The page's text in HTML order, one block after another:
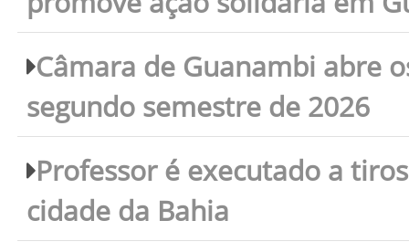
Câmara de Guanambi abre
segundo semestre de 2026
Professor é executado a
cidade da Bahia